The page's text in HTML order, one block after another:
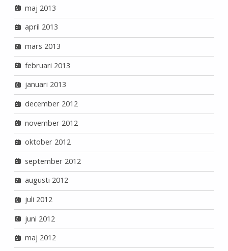
maj 2013
april 2013
mars 2013
februari 2013
januari 2013
december 2012
november 2012
oktober 2012
september 2012
augusti 2012
juli 2012
juni 2012
maj 2012